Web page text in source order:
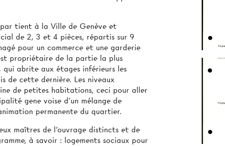
tient à la Ville de Genève et
de 2, 3 et 4 pièces, répartis sur 9
pour un commerce et une garderie
est propriétaire de la partie la plus
abrite aux étages inférieurs les
de cette dernière. Les niveaux
de petites habitations, ceci pour aller
gene­ voise d’un mélange de
permanente du quartier.
maîtres de l’ouvrage distincts et de
à savoir : logements sociaux pour